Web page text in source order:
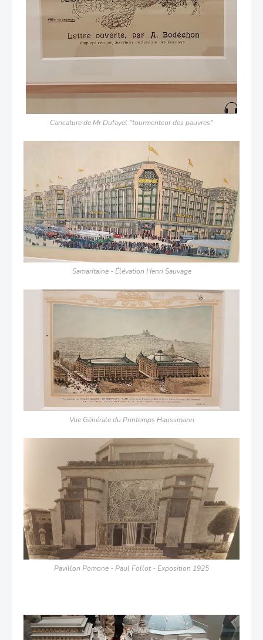
Caricature de Mr Dufayel "tourmenteur des pauvres"
Samaritaine - Élévation Henri Sauvage
Vue Générale du Printemps Haussmann
Pavillon Pomone - Paul Follot - Exposition 1925